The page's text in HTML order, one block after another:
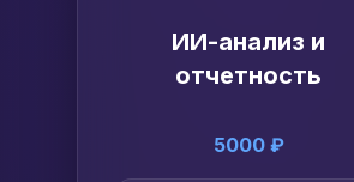
ИИ-анализ и
отчетность
5000 ₽